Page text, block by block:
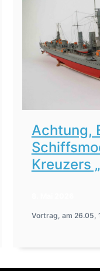
Achtung,
Kreuzers
Vortrag, am 26.05,